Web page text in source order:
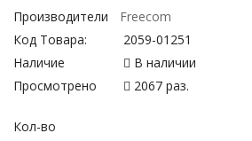
Производители
Freecom
Код Товара:
2059-01251
Наличие
В наличии
Просмотрено
2067 раз.
Кол-во